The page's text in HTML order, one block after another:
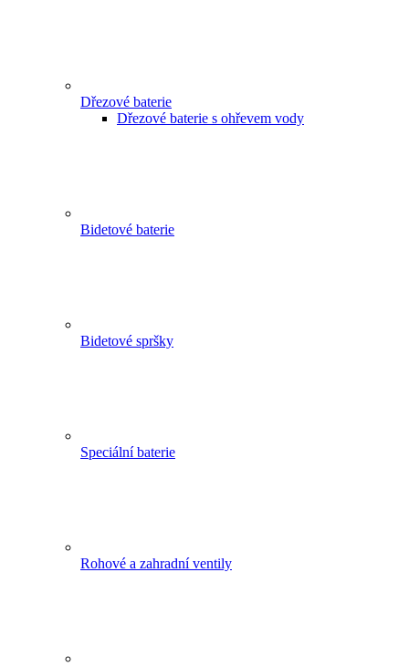
Dřezové baterie
Dřezové baterie s ohřevem vody
Bidetové baterie
Bidetové spršky
Speciální baterie
Rohové a zahradní ventily